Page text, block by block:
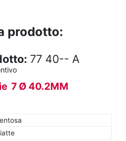
prodotto:
77 40-- A
7 Ø 40.2MM